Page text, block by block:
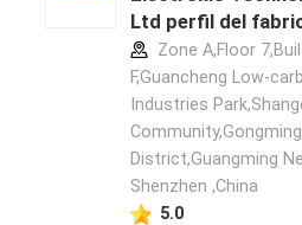
Ltd perfil del
Zone A,Floor
F,Guancheng Low-
Industries
District,Guangming
Shenzhen ,China
5.0